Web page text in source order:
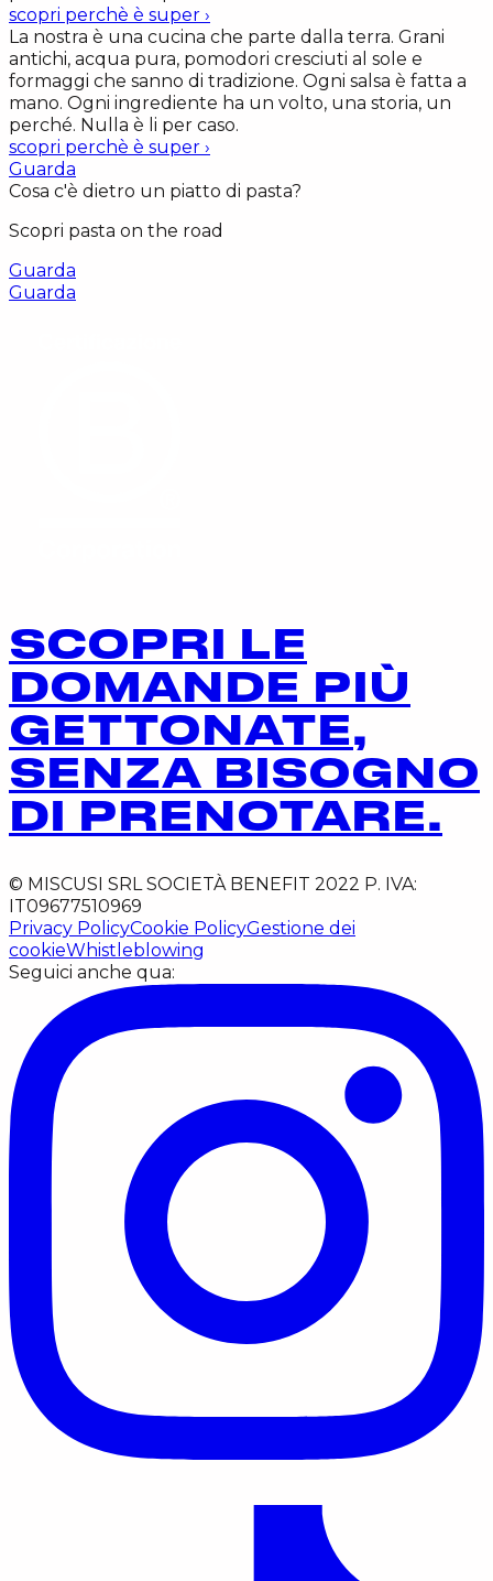
scopri perchè è super ›
La nostra è una cucina che parte dalla terra. Grani
antichi, acqua pura, pomodori cresciuti al sole e
formaggi che sanno di tradizione. Ogni salsa è fatta a
mano. Ogni ingrediente ha un volto, una storia, un
perché. Nulla è li per caso.
scopri perchè è super ›
Guarda
Cosa c'è dietro un piatto di pasta?
Scopri pasta on the road
Guarda
Guarda
SCOPRI LE
DOMANDE PIÙ
GETTONATE,
SENZA BISOGNO
DI PRENOTARE.
© MISCUSI SRL SOCIETÀ BENEFIT 2022 P. IVA:
IT09677510969
Privacy PolicyCookie PolicyGestione dei
cookieWhistleblowing
Seguici anche qua: